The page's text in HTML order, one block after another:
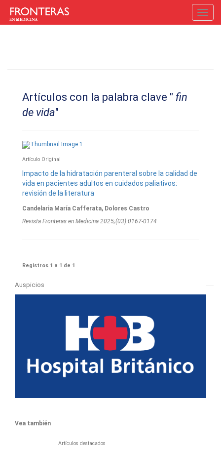
Artículos con la palabra clave " fin
de vida"
Artí­culo Original
Impacto de la hidratación parenteral sobre la calidad de
vida en pacientes adultos en cuidados paliativos:
revisión de la literatura
Candelaria María Cafferata, Dolores Castro
Revista Fronteras en Medicina 2025;(03):0167-0174
Registros 1 a 1 de 1
Auspicios
Vea también
Artículos destacados